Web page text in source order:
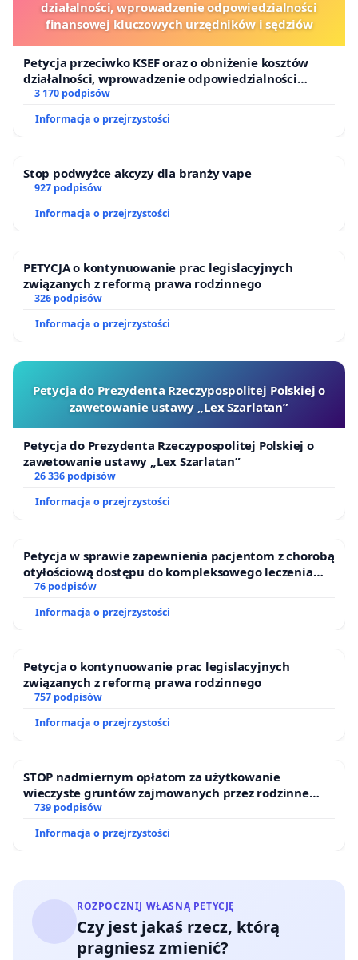
działalności, wprowadzenie odpowiedzialności
finansowej kluczowych urzędników i sędziów
Petycja przeciwko KSEF oraz o obniżenie kosztów
działalności, wprowadzenie odpowiedzialności
finansowej kluczowych urzędników i sędziów
3 170 podpisów
Informacja o przejrzystości
Stop podwyżce akcyzy dla branży vape
927 podpisów
Informacja o przejrzystości
PETYCJA o kontynuowanie prac legislacyjnych
związanych z reformą prawa rodzinnego
326 podpisów
Informacja o przejrzystości
Petycja do Prezydenta Rzeczypospolitej Polskiej o
zawetowanie ustawy „Lex Szarlatan”
Petycja do Prezydenta Rzeczypospolitej Polskiej o
zawetowanie ustawy „Lex Szarlatan”
26 336 podpisów
Informacja o przejrzystości
Petycja w sprawie zapewnienia pacjentom z chorobą
otyłościową dostępu do kompleksowego leczenia
oraz programów profilaktycznych.
76 podpisów
Informacja o przejrzystości
Petycja o kontynuowanie prac legislacyjnych
związanych z reformą prawa rodzinnego
757 podpisów
Informacja o przejrzystości
STOP nadmiernym opłatom za użytkowanie
wieczyste gruntów zajmowanych przez rodzinne
ogrody działkowe.
739 podpisów
Informacja o przejrzystości
ROZPOCZNIJ WŁASNĄ PETYCJĘ
Czy jest jakaś rzecz, którą
pragniesz zmienić?